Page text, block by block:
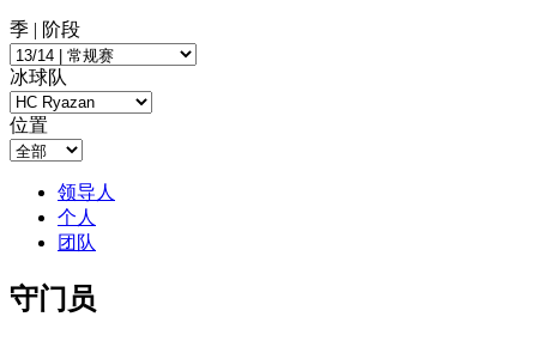
季 | 阶段
冰球队
位置
领导人
个人
团队
守门员